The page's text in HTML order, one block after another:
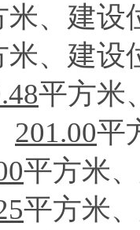
米、建设
米、建设
平方米
201.00平
平方米
平方米